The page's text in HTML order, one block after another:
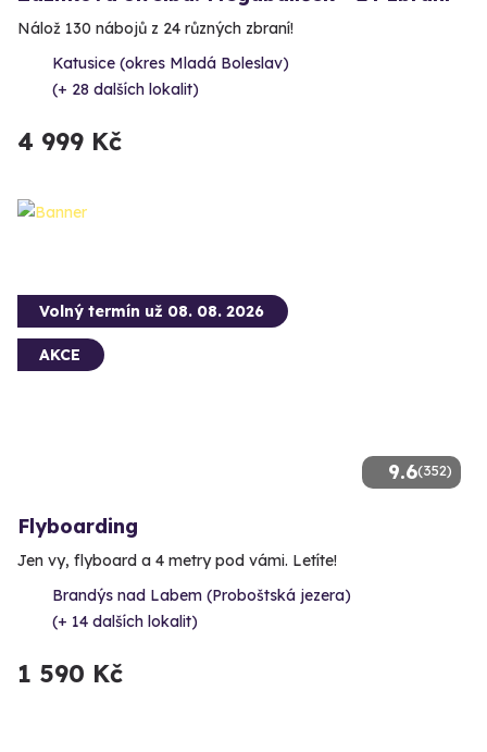
Nálož 130 nábojů z 24 různých zbraní!
Katusice (okres Mladá Boleslav)
(+ 28 dalších lokalit)
4 999 Kč
9.6(352)
Volný termín už 08. 08. 2026
AKCE
Flyboarding
Jen vy, flyboard a 4 metry pod vámi. Letíte!
Brandýs nad Labem (Proboštská jezera)
(+ 14 dalších lokalit)
1 590 Kč